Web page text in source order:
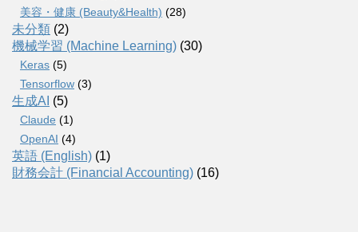
美容・健康 (Beauty&Health) (28)
未分類 (2)
機械学習 (Machine Learning) (30)
Keras (5)
Tensorflow (3)
生成AI (5)
Claude (1)
OpenAI (4)
英語 (English) (1)
財務会計 (Financial Accounting) (16)